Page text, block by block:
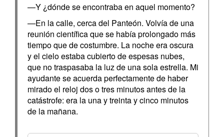
—Y ¿dónde se encontraba en aquel momento?
—En la calle, cerca del Panteón. Volvía de una
reunión científica que se había prolongado más
tiempo que de costumbre. La noche era oscura
y el cielo estaba cubierto de espesas nubes,
que no traspasaba la luz de una sola estrella. Mi
ayudante se acuerda perfectamente de haber
mirado el reloj dos o tres minutos antes de la
catástrofe: era la una y treinta y cinco minutos
de la mañana.